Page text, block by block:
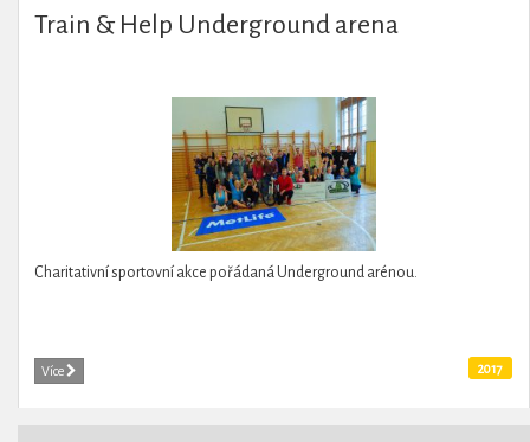
Train & Help Underground arena
Charitativní sportovní akce pořádaná Underground arénou.
Více 2017